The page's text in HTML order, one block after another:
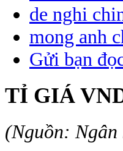
de nghi
mong anh
Gửi bạn
TỈ GIÁ
(Nguồn: